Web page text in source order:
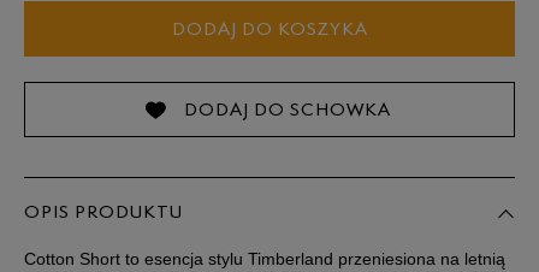
38
DODAJ DO KOSZYKA
DODAJ DO SCHOWKA
OPIS PRODUKTU
Cotton Short to esencja stylu Timberland przeniesiona na letnią